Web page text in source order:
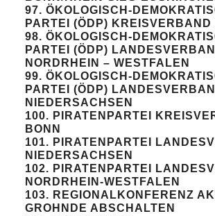
97. ÖKOLOGISCH-
PARTEI (ÖDP) KREISVERBAND
98. ÖKOLOGISCH-
PARTEI (ÖDP)
NORDRHEIN – WESTFALEN
99. ÖKOLOGISCH-
PARTEI (ÖDP)
NIEDERSACHSEN
100. PIRATENPARTEI
BONN
101. PIRATENPARTEI
NIEDERSACHSEN
102. PIRATENPARTEI
NORDRHEIN-WESTFALEN
103. REGIONALKONFERENZ
GROHNDE ABSCHALTEN